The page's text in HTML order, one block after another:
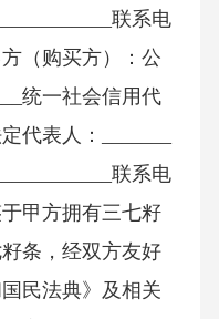
联系电
方（购买方）：公
统一社会信用代
代表人：_______
联系电
于甲方拥有三七籽
条，经双方友好
民法典》及相关